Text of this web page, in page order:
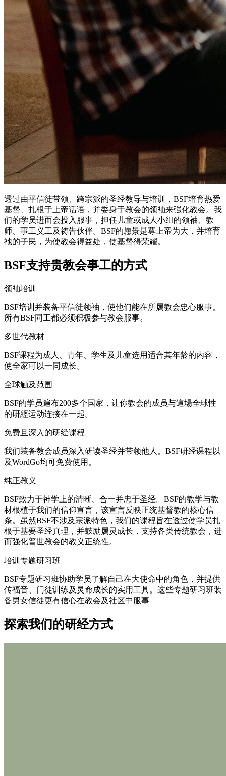
透过由平信徒带领、跨宗派的圣经教导与培训，BSF培育热爱
基督、扎根于上帝话语，并委身于教会的领袖来强化教会。我
们的学员进而会投入服事，担任儿童或成人小组的领袖、教
师、事工义工及祷告伙伴。BSF的愿景是尊上帝为大，并培育
祂的子民，为使教会得益处，使基督得荣耀。
BSF支持贵教会事工的方式
领袖培训
BSF培训并装备平信徒领袖，使他们能在所属教会忠心服事。
所有BSF同工都必须积极参与教会服事。
多世代教材
BSF课程为成人、青年、学生及儿童选用适合其年龄的内容，
使全家可以一同成长。
全球触及范围
BSF的学员遍布200多个国家，让你教会的成员与這場全球性
的研經运动连接在一起。
免费且深入的研经课程
我们装备教会成员深入研读圣经并带领他人。BSF研经课程以
及WordGo均可免费使用。
纯正教义
BSF致力于神学上的清晰、合一并忠于圣经。BSF的教学与教
材根植于我们的信仰宣言，该宣言反映正统基督教的核心信
条。虽然BSF不涉及宗派特色，我们的课程旨在透过使学员扎
根于基要圣经真理，并鼓励属灵成长，支持各类传统教会，进
而强化普世教会的教义正统性。
培训专题研习班
BSF专题研习班协助学员了解自己在大使命中的角色，并提供
传福音、门徒训练及灵命成长的实用工具。这些专题研习班装
备男女信徒更有信心在教会及社区中服事
探索我们的研经方式